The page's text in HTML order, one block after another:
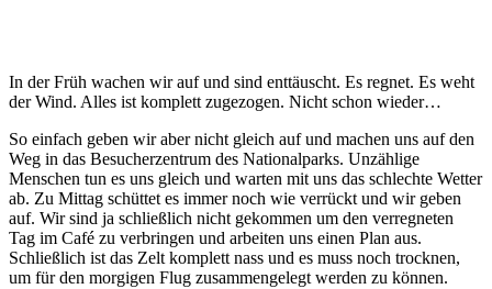
In der Früh wachen wir auf und sind enttäuscht. Es regnet. Es weht
der Wind. Alles ist komplett zugezogen. Nicht schon wieder…
So einfach geben wir aber nicht gleich auf und machen uns auf den
Weg in das Besucherzentrum des Nationalparks. Unzählige
Menschen tun es uns gleich und warten mit uns das schlechte Wetter
ab. Zu Mittag schüttet es immer noch wie verrückt und wir geben
auf. Wir sind ja schließlich nicht gekommen um den verregneten
Tag im Café zu verbringen und arbeiten uns einen Plan aus.
Schließlich ist das Zelt komplett nass und es muss noch trocknen,
um für den morgigen Flug zusammengelegt werden zu können.